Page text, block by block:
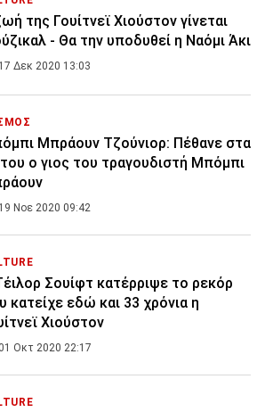
της Γουίτνεϊ Χιούστον γίνεται
- Θα την υποδυθεί η Ναόμι Άκι
17 Δεκ 2020 13:03
Μπράουν Τζούνιορ: Πέθανε στα
ο γιος του τραγουδιστή Μπόμπι
19 Νοε 2020 09:42
Σουίφτ κατέρριψε το ρεκόρ
κατείχε εδώ και 33 χρόνια η
Χιούστον
Οκτ 2020 22:17